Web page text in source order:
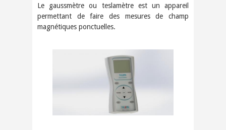
Le gaussmètre ou teslamètre est un appareil
permettant de faire des mesures de champ
magnétiques ponctuelles.